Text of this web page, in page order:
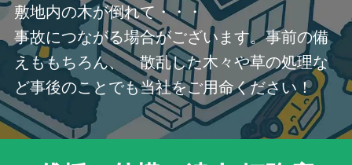
敷地内の木が倒れて・・・
事故につながる場合がございます。事前の備
えももちろん、 散乱した木々や草の処理な
ど事後のことでも当社をご用命ください！